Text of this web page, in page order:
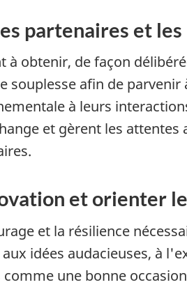
partenaires et
à obtenir, de façon
souplesse afin de
à leurs
et gèrent les
et orienter
et la résilience
idées audacieuses, à
une bonne